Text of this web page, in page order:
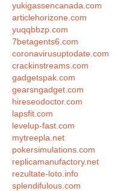
yukigassencanada.com
articlehorizone.com
yuqqbbzp.com
7betagents6.com
coronavirusuptodate.com
crackinstreams.com
gadgetspak.com
gearsngadget.com
hireseodoctor.com
lapsfit.com
levelup-fast.com
mytreepla.net
pokersimulations.com
replicamanufactory.net
rezultate-loto.info
splendifulous.com